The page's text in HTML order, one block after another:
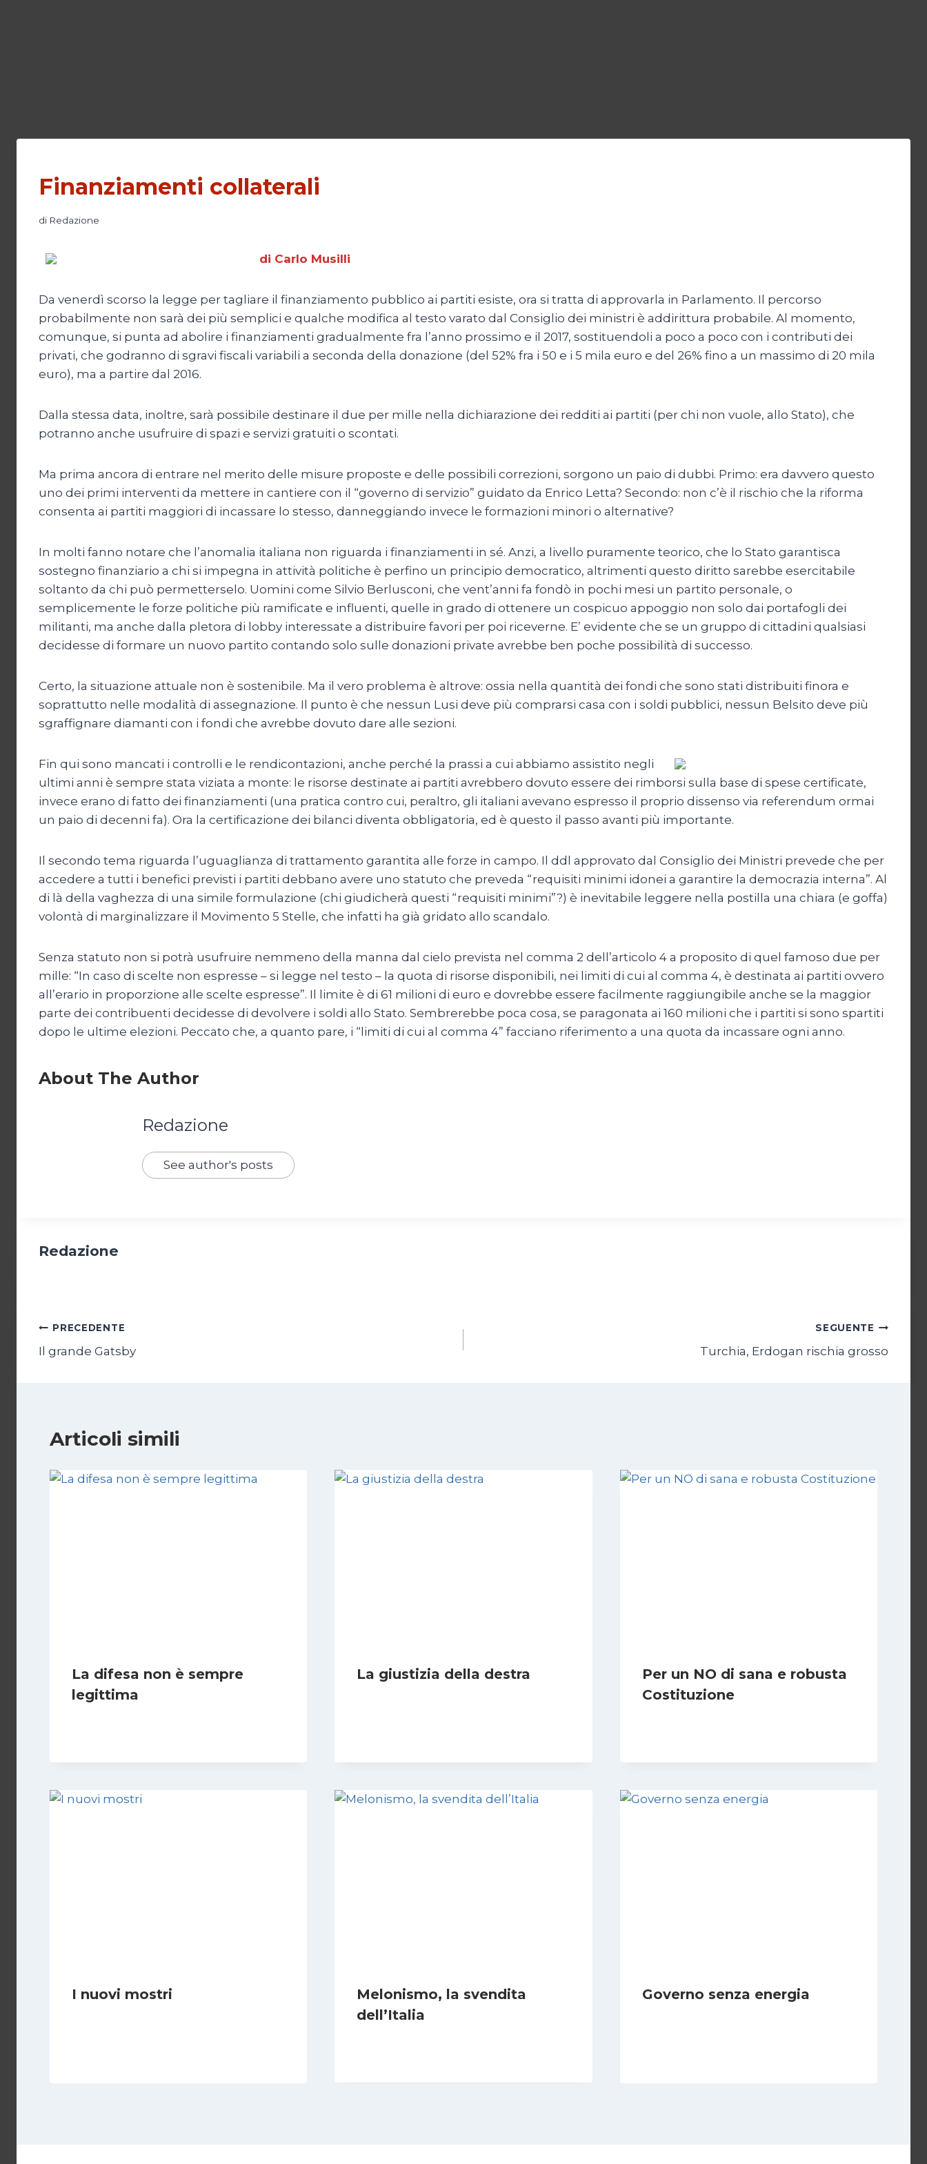
Finanziamenti collaterali
di Redazione
di Carlo Musilli
Da venerdì scorso la legge per tagliare il finanziamento pubblico ai partiti esiste, ora si tratta di approvarla in Parlamento. Il percorso
probabilmente non sarà dei più semplici e qualche modifica al testo varato dal Consiglio dei ministri è addirittura probabile. Al momento,
comunque, si punta ad abolire i finanziamenti gradualmente fra l’anno prossimo e il 2017, sostituendoli a poco a poco con i contributi dei
privati, che godranno di sgravi fiscali variabili a seconda della donazione (del 52% fra i 50 e i 5 mila euro e del 26% fino a un massimo di 20 mila
euro), ma a partire dal 2016.
Dalla stessa data, inoltre, sarà possibile destinare il due per mille nella dichiarazione dei redditi ai partiti (per chi non vuole, allo Stato), che
potranno anche usufruire di spazi e servizi gratuiti o scontati.
Ma prima ancora di entrare nel merito delle misure proposte e delle possibili correzioni, sorgono un paio di dubbi. Primo: era davvero questo
uno dei primi interventi da mettere in cantiere con il “governo di servizio” guidato da Enrico Letta? Secondo: non c’è il rischio che la riforma
consenta ai partiti maggiori di incassare lo stesso, danneggiando invece le formazioni minori o alternative?
In molti fanno notare che l’anomalia italiana non riguarda i finanziamenti in sé. Anzi, a livello puramente teorico, che lo Stato garantisca
sostegno finanziario a chi si impegna in attività politiche è perfino un principio democratico, altrimenti questo diritto sarebbe esercitabile
soltanto da chi può permetterselo. Uomini come Silvio Berlusconi, che vent’anni fa fondò in pochi mesi un partito personale, o
semplicemente le forze politiche più ramificate e influenti, quelle in grado di ottenere un cospicuo appoggio non solo dai portafogli dei
militanti, ma anche dalla pletora di lobby interessate a distribuire favori per poi riceverne. E’ evidente che se un gruppo di cittadini qualsiasi
decidesse di formare un nuovo partito contando solo sulle donazioni private avrebbe ben poche possibilità di successo.
Certo, la situazione attuale non è sostenibile. Ma il vero problema è altrove: ossia nella quantità dei fondi che sono stati distribuiti finora e
soprattutto nelle modalità di assegnazione. Il punto è che nessun Lusi deve più comprarsi casa con i soldi pubblici, nessun Belsito deve più
sgraffignare diamanti con i fondi che avrebbe dovuto dare alle sezioni.
Fin qui sono mancati i controlli e le rendicontazioni, anche perché la prassi a cui abbiamo assistito negli
ultimi anni è sempre stata viziata a monte: le risorse destinate ai partiti avrebbero dovuto essere dei rimborsi sulla base di spese certificate,
invece erano di fatto dei finanziamenti (una pratica contro cui, peraltro, gli italiani avevano espresso il proprio dissenso via referendum ormai
un paio di decenni fa). Ora la certificazione dei bilanci diventa obbligatoria, ed è questo il passo avanti più importante.
Il secondo tema riguarda l’uguaglianza di trattamento garantita alle forze in campo. Il ddl approvato dal Consiglio dei Ministri prevede che per
accedere a tutti i benefici previsti i partiti debbano avere uno statuto che preveda “requisiti minimi idonei a garantire la democrazia interna”. Al
di là della vaghezza di una simile formulazione (chi giudicherà questi “requisiti minimi”?) è inevitabile leggere nella postilla una chiara (e goffa)
volontà di marginalizzare il Movimento 5 Stelle, che infatti ha già gridato allo scandalo.
Senza statuto non si potrà usufruire nemmeno della manna dal cielo prevista nel comma 2 dell’articolo 4 a proposito di quel famoso due per
mille: “In caso di scelte non espresse – si legge nel testo – la quota di risorse disponibili, nei limiti di cui al comma 4, è destinata ai partiti ovvero
all’erario in proporzione alle scelte espresse”. Il limite è di 61 milioni di euro e dovrebbe essere facilmente raggiungibile anche se la maggior
parte dei contribuenti decidesse di devolvere i soldi allo Stato. Sembrerebbe poca cosa, se paragonata ai 160 milioni che i partiti si sono spartiti
dopo le ultime elezioni. Peccato che, a quanto pare, i “limiti di cui al comma 4” facciano riferimento a una quota da incassare ogni anno.
About The Author
Redazione
See author's posts
Redazione
Navigazione
articoli
PRECEDENTE
Il grande Gatsby
SEGUENTE
Turchia, Erdogan rischia grosso
Articoli simili
La difesa non è sempre
legittima
La giustizia della destra
Per un NO di sana e robusta
Costituzione
I nuovi mostri
Melonismo, la svendita
dell’Italia
Governo senza energia